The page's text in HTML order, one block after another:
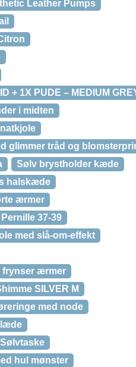
Leather Pumps
+ 1X PUDE – MEDIUM
i midten
glimmer tråd og
Sølv brystholder kæde
halskæde
ærmer
37-39
med slå-om-effekt
frynser ærmer
SILVER M
med node
Sølvtaske
hul mønster